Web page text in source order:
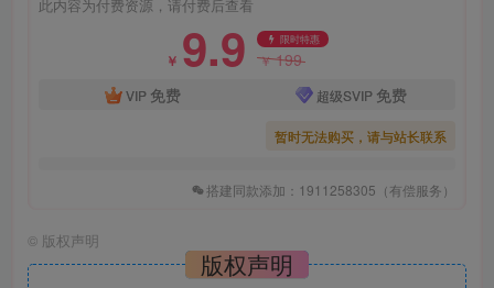
此内容为付费资源，请付费后查看
￥ 9.9 限时特惠
￥199
VIP 免费 超级SVIP 免费
暂时无法购买，请与站长联系
搭建同款添加：1911258305（有偿服务）
© 版权声明
版权声明